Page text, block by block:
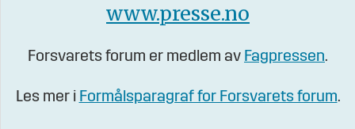
www.presse.no
Forsvarets forum er medlem av Fagpressen.
Les mer i Formålsparagraf for Forsvarets forum.